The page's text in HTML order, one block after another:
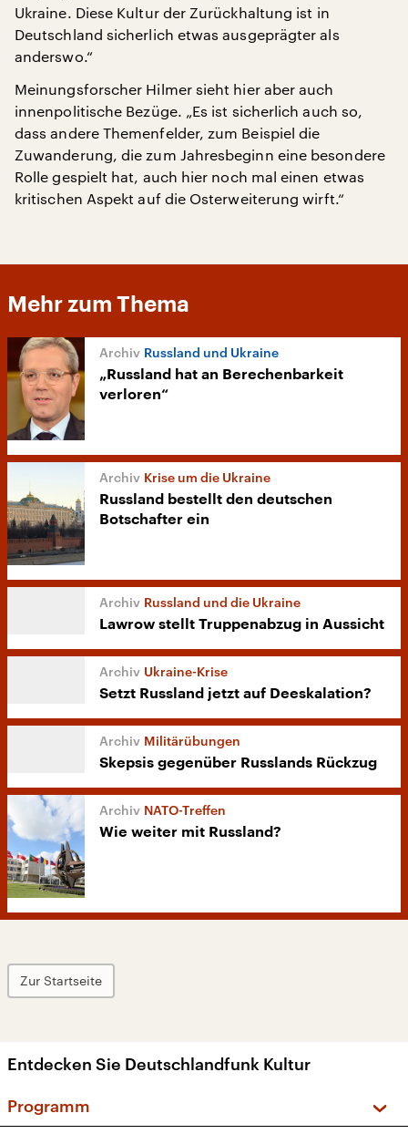
Ukraine. Diese Kultur der Zurückhaltung ist in
Deutschland sicherlich etwas ausgeprägter als
anderswo.“
Meinungsforscher Hilmer sieht hier aber auch
innenpolitische Bezüge. „Es ist sicherlich auch so,
dass andere Themenfelder, zum Beispiel die
Zuwanderung, die zum Jahresbeginn eine besondere
Rolle gespielt hat, auch hier noch mal einen etwas
kritischen Aspekt auf die Osterweiterung wirft.“
Mehr zum Thema
Russland und Ukraine
„Russland hat an Berechenbarkeit
verloren“
Krise um die Ukraine
Russland bestellt den deutschen
Botschafter ein
Russland und die Ukraine
Lawrow stellt Truppenabzug in Aussicht
Ukraine-Krise
Setzt Russland jetzt auf Deeskalation?
Militärübungen
Skepsis gegenüber Russlands Rückzug
NATO-Treffen
Wie weiter mit Russland?
Zur Startseite
Entdecken Sie Deutschlandfunk Kultur
Programm